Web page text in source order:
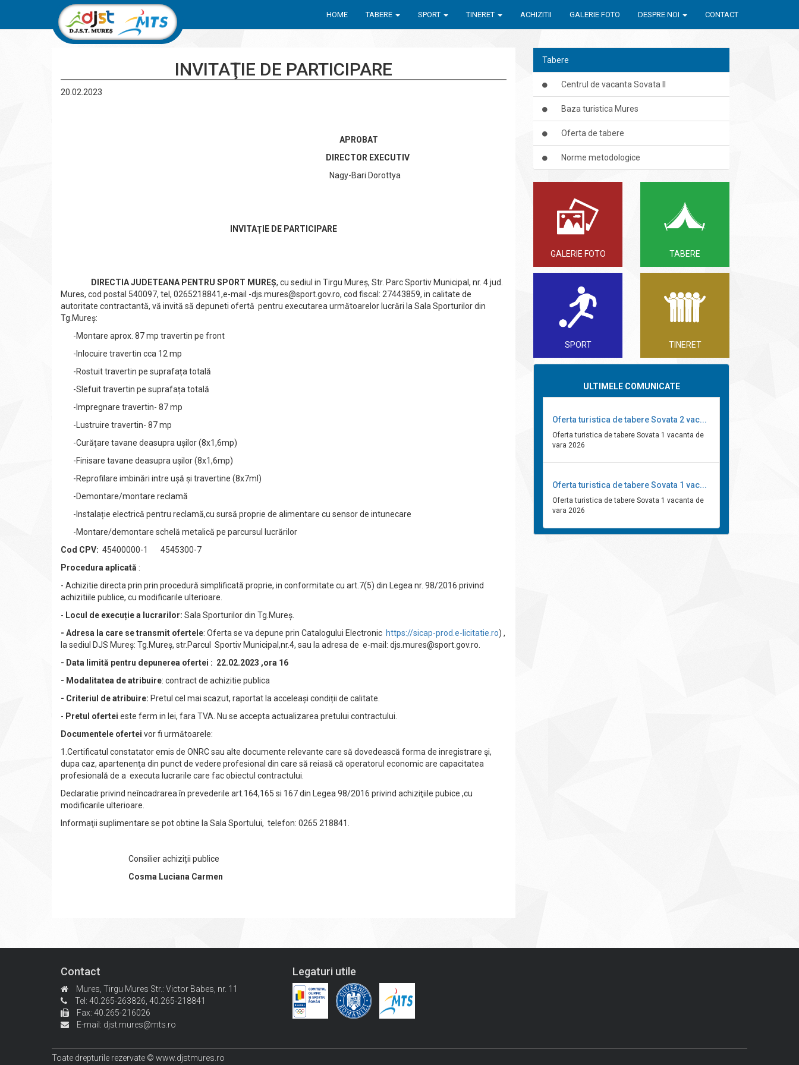
HOME TABERE SPORT TINERET ACHIZITII GALERIE FOTO DESPRE NOI CONTACT
INVITAŢIE DE PARTICIPARE
20.02.2023
APROBAT
DIRECTOR EXECUTIV
Nagy-Bari Dorottya
INVITAŢIE DE PARTICIPARE
DIRECTIA JUDETEANA PENTRU SPORT MUREȘ, cu sediul in Tirgu Mureș, Str. Parc Sportiv Municipal, nr. 4 jud.
Mures, cod postal 540097, tel, 0265218841,e-mail -djs.mures@sport.gov.ro, cod fiscal: 27443859, in calitate de
autoritate contractantă, vă invită să depuneti ofertă pentru executarea următoarelor lucrări la Sala Sporturilor din
Tg.Mureș:
-Montare aprox. 87 mp travertin pe front
-Inlocuire travertin cca 12 mp
-Rostuit travertin pe suprafața totală
-Slefuit travertin pe suprafața totală
-Impregnare travertin- 87 mp
-Lustruire travertin- 87 mp
-Curățare tavane deasupra ușilor (8x1,6mp)
-Finisare tavane deasupra ușilor (8x1,6mp)
-Reprofilare imbinări intre ușă și travertine (8x7ml)
-Demontare/montare reclamă
-Instalație electrică pentru reclamă,cu sursă proprie de alimentare cu sensor de intunecare
-Montare/demontare schelă metalică pe parcursul lucrărilor
Cod CPV: 45400000-1 4545300-7
Procedura aplicată :
- Achizitie directa prin prin procedură simplificată proprie, in conformitate cu art.7(5) din Legea nr. 98/2016 privind
achizitiile publice, cu modificarile ulterioare.
- Locul de execuție a lucrarilor: Sala Sporturilor din Tg.Mureș.
- Adresa la care se transmit ofertele: Oferta se va depune prin Catalogului Electronic https://sicap-prod.e-licitatie.ro) ,
la sediul DJS Mureș: Tg.Mureș, str.Parcul Sportiv Municipal,nr.4, sau la adresa de e-mail: djs.mures@sport.gov.ro
- Data limită pentru depunerea ofertei : 22.02.2023 ,ora 16
- Modalitatea de atribuire: contract de achizitie publica
- Criteriul de atribuire: Pretul cel mai scazut, raportat la acceleași condiții de calitate.
- Pretul ofertei este ferm in lei, fara TVA. Nu se accepta actualizarea pretului contractului.
Documentele ofertei vor fi următoarele:
1.Certificatul constatator emis de ONRC sau alte documente relevante care să dovedească forma de inregistrare şi,
dupa caz, apartenenţa din punct de vedere profesional din care să reiasă că operatorul economic are capacitatea
profesională de a executa lucrarile care fac obiectul contractului.
Declaratie privind neîncadrarea în prevederile art.164,165 si 167 din Legea 98/2016 privind achiziţiile pubice ,cu
modificarile ulterioare.
Informaţii suplimentare se pot obtine la Sala Sportului, telefon: 0265 218841.
Consilier achiziții publice
Cosma Luciana Carmen
Tabere
Centrul de vacanta Sovata II
Baza turistica Mures
Oferta de tabere
Norme metodologice
GALERIE FOTO TABERE
SPORT TINERET
ULTIMELE COMUNICATE
Oferta turistica de tabere Sovata 2 vac...
Oferta turistica de tabere Sovata 1 vacanta de
vara 2026
Oferta turistica de tabere Sovata 1 vac...
Oferta turistica de tabere Sovata 1 vacanta de
vara 2026
Contact
Mures, Tirgu Mures Str.: Victor Babes, nr. 11
Tel: 40.265-263826, 40.265-218841
Fax: 40.265-216026
E-mail: djst.mures@mts.ro
Legaturi utile
Toate drepturile rezervate © www.djstmures.ro